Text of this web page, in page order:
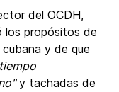
del OCDH,
los propósitos de
y de que
y tachadas de